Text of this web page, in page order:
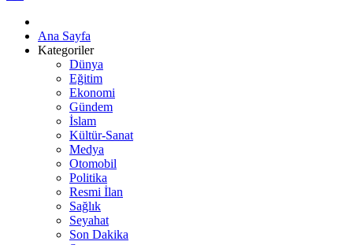
Ana Sayfa
Kategoriler
Dünya
Eğitim
Ekonomi
Gündem
İslam
Kültür-Sanat
Medya
Otomobil
Politika
Resmi İlan
Sağlık
Seyahat
Son Dakika